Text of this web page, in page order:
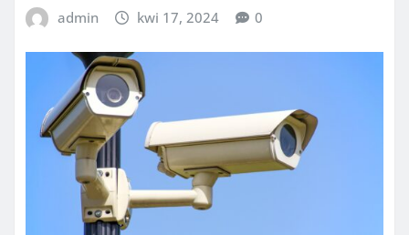
admin kwi 17, 2024 0